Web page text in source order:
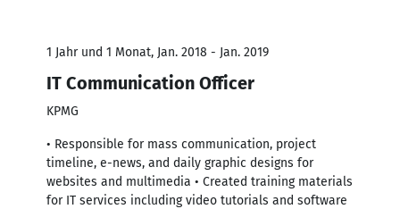
1 Jahr und 1 Monat, Jan. 2018 - Jan. 2019
IT Communication Officer
KPMG
• Responsible for mass communication, project
timeline, e-news, and daily graphic designs for
websites and multimedia • Created training materials
for IT services including video tutorials and software